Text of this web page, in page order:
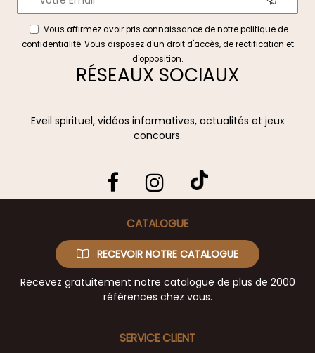
Vous affirmez avoir pris connaissance de notrepolitique de
confidentialité. Vous disposez d'un droit d'accès, de rectification et
d'opposition.
RÉSEAUX SOCIAUX
Eveil spirituel, vidéos informatives, actualités et jeux
concours.
CATALOGUE
RECEVOIR NOTRE CATALOGUE
Recevez gratuitement notre catalogue de plus de 2000
références chez vous.
SERVICE CLIENT